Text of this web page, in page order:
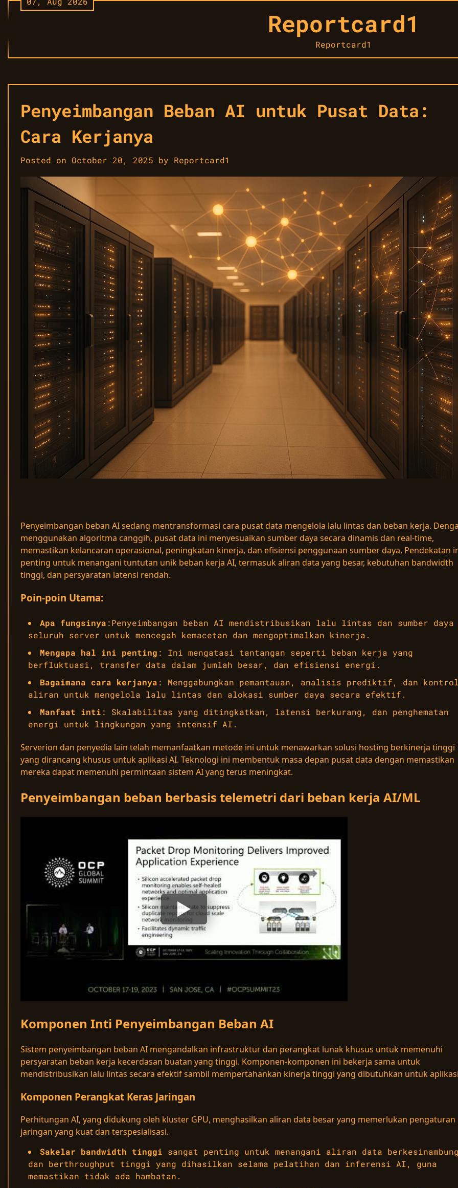
Skip
to
Reportcard1
Reportcard1
Penyeimbangan Beban AI untuk Pusat Data:
Cara Kerjanya
Posted on October 20, 2025 by Reportcard1
Penyeimbangan beban AI sedang mentransformasi cara pusat data mengelola lalu lintas dan beban kerja.
menggunakan algoritma canggih, pusat data ini menyesuaikan sumber daya secara dinamis dan real-time,
memastikan kelancaran operasional, peningkatan kinerja, dan efisiensi penggunaan sumber daya. Pendekatan
penting untuk menangani tuntutan unik beban kerja AI, termasuk aliran data yang besar, kebutuhan bandwidth
tinggi, dan persyaratan latensi rendah.
Poin-poin Utama:
Apa fungsinya :Penyeimbangan beban AI mendistribusikan lalu lintas dan sumber
seluruh server untuk mencegah kemacetan dan mengoptimalkan kinerja.
Mengapa hal ini penting : Ini mengatasi tantangan seperti beban kerja yang
berfluktuasi, transfer data dalam jumlah besar, dan efisiensi energi.
Bagaimana cara kerjanya : Menggabungkan pemantauan, analisis prediktif, dan
aliran untuk mengelola lalu lintas dan alokasi sumber daya secara efektif.
Manfaat inti : Skalabilitas yang ditingkatkan, latensi berkurang, dan penghematan
energi untuk lingkungan yang intensif AI.
Serverion dan penyedia lain telah memanfaatkan metode ini untuk menawarkan solusi hosting berkinerja tinggi
yang dirancang khusus untuk aplikasi AI. Teknologi ini membentuk masa depan pusat data dengan memastikan
mereka dapat memenuhi permintaan sistem AI yang terus meningkat.
Penyeimbangan beban berbasis telemetri dari beban kerja AI/ML
Komponen Inti Penyeimbangan Beban AI
Sistem penyeimbangan beban AI mengandalkan infrastruktur dan perangkat lunak khusus untuk memenuhi
persyaratan beban kerja kecerdasan buatan yang tinggi. Komponen-komponen ini bekerja sama untuk
mendistribusikan lalu lintas secara efektif sambil mempertahankan kinerja tinggi yang dibutuhkan untuk
Komponen Perangkat Keras Jaringan
Perhitungan AI, yang didukung oleh kluster GPU, menghasilkan aliran data besar yang memerlukan pengaturan
jaringan yang kuat dan terspesialisasi.
Sakelar bandwidth tinggi sangat penting untuk menangani aliran data
dan berthroughput tinggi yang dihasilkan selama pelatihan dan inferensi AI, guna
memastikan tidak ada hambatan.